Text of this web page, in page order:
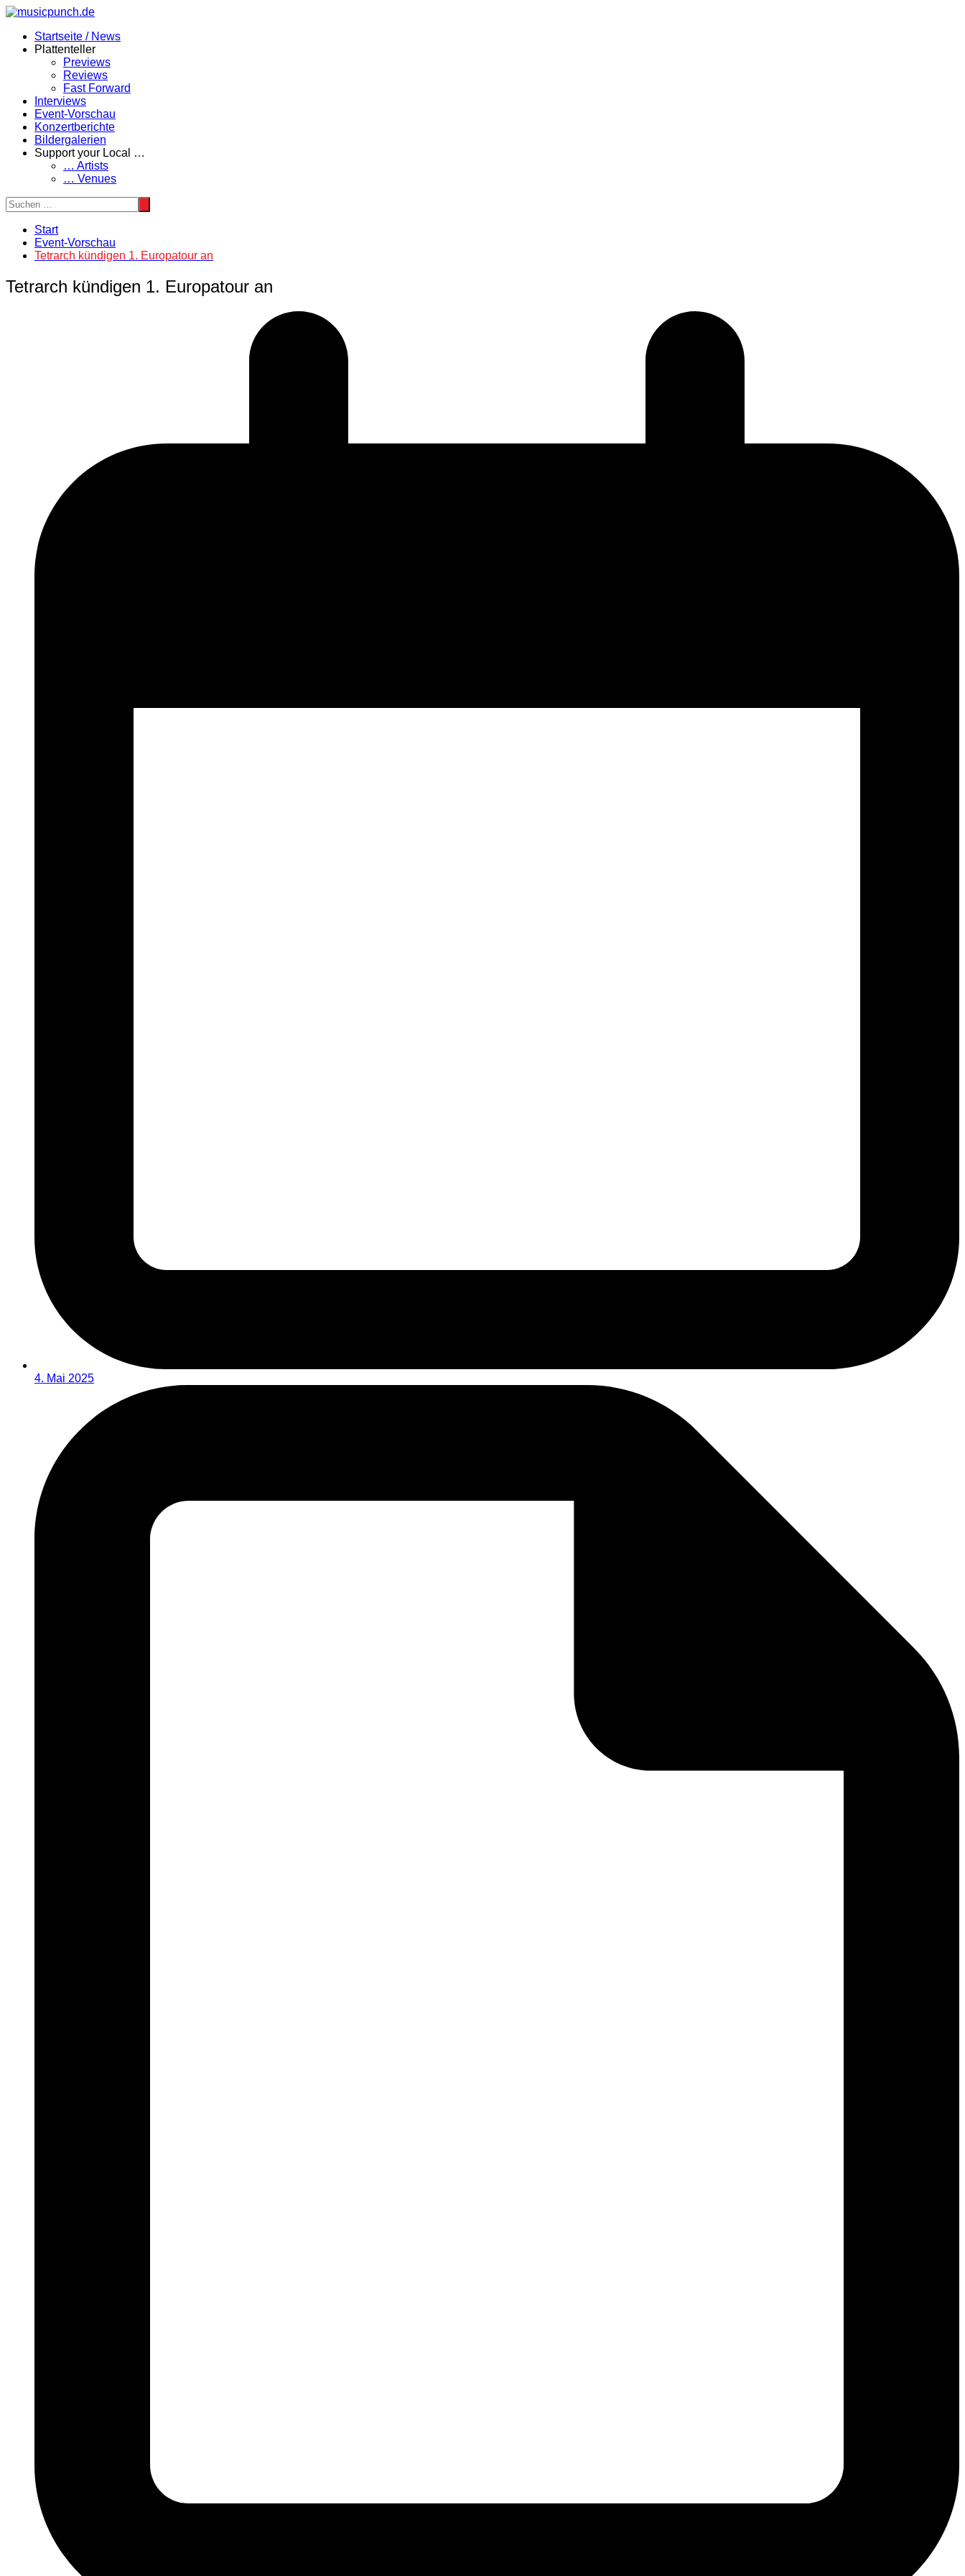
Zum
springenStartseite / News
Plattenteller
Previews
Reviews
Fast Forward
Interviews
Event-Vorschau
Konzertberichte
Bildergalerien
Support your Local …
… Artists
… Venues
Start
Event-Vorschau
Tetrarch kündigen 1. Europatour an
Tetrarch kündigen 1. Europatour an
4. Mai 2025